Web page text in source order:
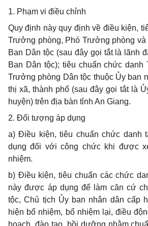
1. Phạm vi điều chỉnh
Quy định này quy định về điều kiện,
Trưởng phòng, Phó Trưởng phòng
Ban Dân tộc (sau đây gọi tắt là lãnh
Ban Dân tộc); tiêu chuẩn chức danh
Trưởng phòng Dân tộc thuộc Ủy ban
thị xã, thành phố (sau đây gọi tắt là
huyện) trên địa bàn tỉnh An Giang.
2. Đối tượng áp dụng
a) Điều kiện, tiêu chuẩn chức danh
dụng đối với công chức khi được
nhiệm.
b) Điều kiện, tiêu chuẩn các chức
này được áp dụng để làm căn cứ
tộc, Chủ tịch Ủy ban nhân dân cấp
hiện bổ nhiệm, bổ nhiệm lại, điều
hoạch, đào tạo, bồi dưỡng nhằm